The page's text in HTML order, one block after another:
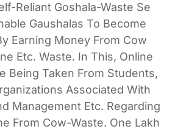
Reliant Goshala-Waste Se
Gaushalas To Become
Earning Money From Cow
Etc. Waste. In This, Online
Being Taken From Students,
Associated With
Management Etc. Regarding
From Cow-Waste. One Lakh